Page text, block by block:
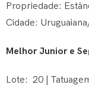
Propriedade:
Cidade:
Melhor Junior e
Lote: 20 |